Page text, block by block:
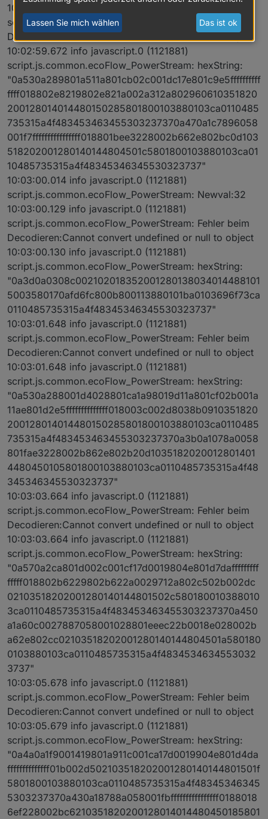
10:02:59.672 info javascript.0 (1121881)
script.js.common.ecoFlow_PowerStream: Fehler beim
Decodieren:Cannot convert undefined or null to object
10:02:59.672 info javascript.0 (1121881)
script.js.common.ecoFlow_PowerStream: hexString:
"0a530a289801a511a801cb02c001dc17e801c9e5ffffffffff
ffff018802e8219802e821a002a312a802960610351820
200128014014480150285801800103880103ca0110485
735315a4f483453463455303237370a470a1c7896058
001f7ffffffffffffffff018801bee3228002b662e802bc0d103
518202001280140144804501c5801800103880103ca01
10485735315a4f48345346345530323737"
10:03:00.014 info javascript.0 (1121881)
script.js.common.ecoFlow_PowerStream: Newval:32
10:03:00.129 info javascript.0 (1121881)
script.js.common.ecoFlow_PowerStream: Fehler beim
Decodieren:Cannot convert undefined or null to object
10:03:00.130 info javascript.0 (1121881)
script.js.common.ecoFlow_PowerStream: hexString:
"0a3d0a0308c002102018352001280138034014488101
5003580170afd6fc800b800113880101ba0103696f73ca
0110485735315a4f48345346345530323737"
10:03:01.648 info javascript.0 (1121881)
script.js.common.ecoFlow_PowerStream: Fehler beim
Decodieren:Cannot convert undefined or null to object
10:03:01.648 info javascript.0 (1121881)
script.js.common.ecoFlow_PowerStream: hexString:
"0a530a288001d4028801ca1a98019d11a801cf02b001a
11ae801d2e5ffffffffffffff018003c002d8038b0910351820
200128014014480150285801800103880103ca0110485
735315a4f483453463455303237370a3b0a1078a0058
801fae3228002b862e802b20d1035182020012801401
4480450105801800103880103ca0110485735315a4f48
345346345530323737"
10:03:03.664 info javascript.0 (1121881)
script.js.common.ecoFlow_PowerStream: Fehler beim
Decodieren:Cannot convert undefined or null to object
10:03:03.664 info javascript.0 (1121881)
script.js.common.ecoFlow_PowerStream: hexString:
"0a570a2ca801d002c001cf17d0019804e801d7dafffffffff
fffff018802b6229802b622a0029712a802c502b002dc
02103518202001280140144801502c580180010388010
3ca0110485735315a4f483453463455303237370a450
a1a60c0027887058001028801eeec22b0018e028002b
a62e802cc02103518202001280140144804501a580180
0103880103ca0110485735315a4f4834534634553032
3737"
10:03:05.678 info javascript.0 (1121881)
script.js.common.ecoFlow_PowerStream: Fehler beim
Decodieren:Cannot convert undefined or null to object
10:03:05.679 info javascript.0 (1121881)
script.js.common.ecoFlow_PowerStream: hexString:
"0a4a0a1f9001419801a911c001ca17d0019904e801d4da
ffffffffffffff01b002d502103518202001280140144801501f
5801800103880103ca0110485735315a4f48345346345
5303237370a430a18788a058001fbffffffffffffffff0188018
6ef228002bc6210351820200128014014480450185801
Lassen Sie mich wählen Das ist ok